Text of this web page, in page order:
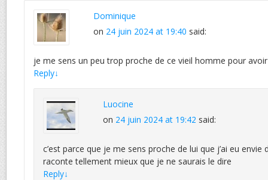
Dominique
on 24 juin 2024 at 19:40 said:
je me sens un peu trop proche de ce vieil homme pour
Reply↓
Luocine
on 24 juin 2024 at 19:42 said:
c’est parce que je me sens proche de lui que j’ai eu envie
raconte tellement mieux que je ne saurais le dire
Reply↓